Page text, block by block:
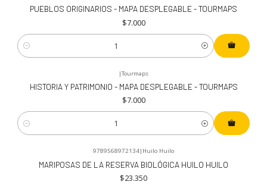
PUEBLOS ORIGINARIOS - MAPA DESPLEGABLE - TOURMAPS
$7.000
Cantidad
|Tourmaps
HISTORIA Y PATRIMONIO - MAPA DESPLEGABLE - TOURMAPS
$7.000
Cantidad
9789568972134| Huilo Huilo
MARIPOSAS DE LA RESERVA BIOLÓGICA HUILO HUILO
$23.350